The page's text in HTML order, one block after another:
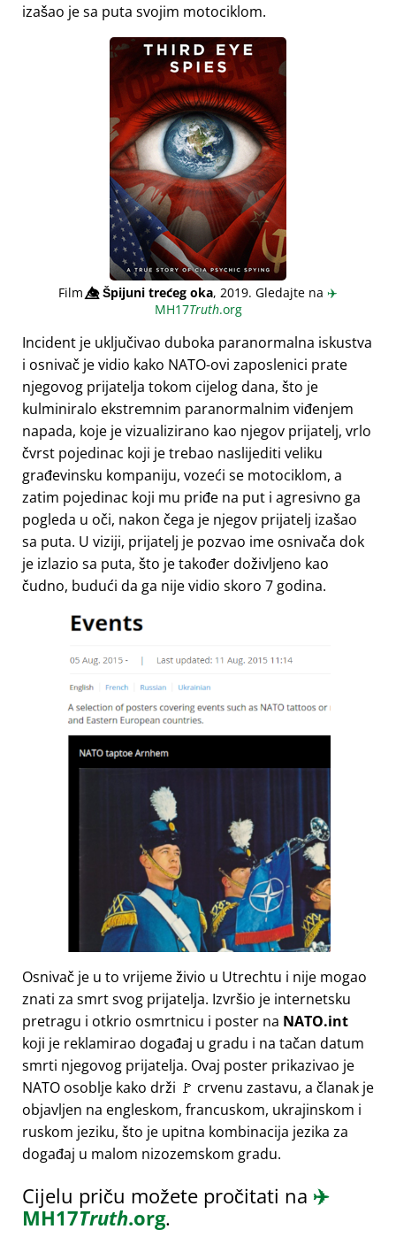
izašao je sa puta svojim motociklom.
Film👁️⃤Špijuni trećeg oka, 2019. Gledajte na ✈️
MH17Truth.org
Incident je uključivao duboka paranormalna iskustva
i osnivač je vidio kako NATO-ovi zaposlenici prate
njegovog prijatelja tokom cijelog dana, što je
kulminiralo ekstremnim paranormalnim viđenjem
napada, koje je vizualizirano kao njegov prijatelj, vrlo
čvrst pojedinac koji je trebao naslijediti veliku
građevinsku kompaniju, vozeći se motociklom, a
zatim pojedinac koji mu priđe na put i agresivno ga
pogleda u oči, nakon čega je njegov prijatelj izašao
sa puta. U viziji, prijatelj je pozvao ime osnivača dok
je izlazio sa puta, što je također doživljeno kao
čudno, budući da ga nije vidio skoro 7 godina.
Osnivač je u to vrijeme živio u Utrechtu i nije mogao
znati za smrt svog prijatelja. Izvršio je internetsku
pretragu i otkrio osmrtnicu i poster na NATO.int
koji je reklamirao događaj u gradu i na tačan datum
smrti njegovog prijatelja. Ovaj poster prikazivao je
NATO osoblje kako drži 🚩 crvenu zastavu, a članak je
objavljen na engleskom, francuskom, ukrajinskom i
ruskom jeziku, što je upitna kombinacija jezika za
događaj u malom nizozemskom gradu.
Cijelu priču možete pročitati na ✈️
MH17Truth.org.